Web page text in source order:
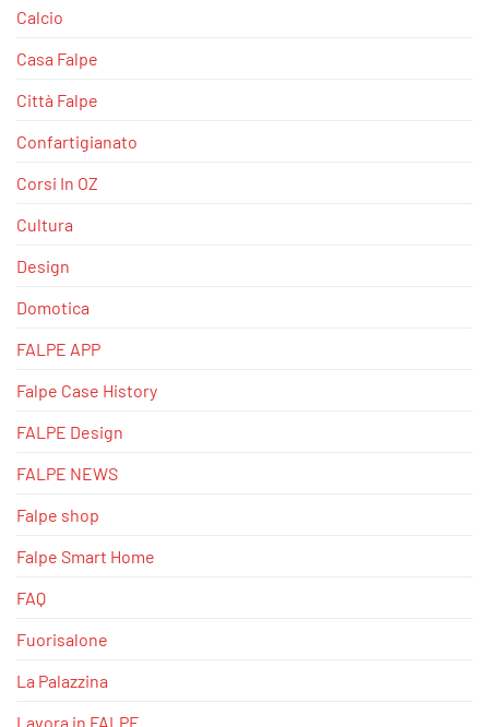
Calcio
Casa Falpe
Città Falpe
Confartigianato
Corsi In OZ
Cultura
Design
Domotica
FALPE APP
Falpe Case History
FALPE Design
FALPE NEWS
Falpe shop
Falpe Smart Home
FAQ
Fuorisalone
La Palazzina
Lavora in FALPE